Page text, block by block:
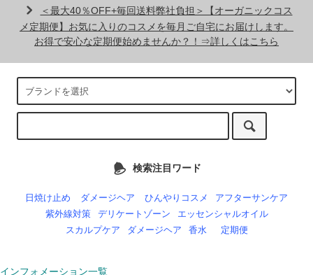
＜最大40％OFF+毎回送料弊社負担＞【オーガニックコス
メ定期便】お気に入りのコスメを毎月ご自宅にお届けします。
お得で安心な定期便始めませんか？！⇒詳しくはこちら
検索注目ワード
日焼け止め ダメージヘア ひんやりコスメ
アフターサンケア
紫外線対策
デリケートゾーン
エッセンシャルオイル
スカルプケア
ダメージヘア 香水 定期便
インフォメーション一覧